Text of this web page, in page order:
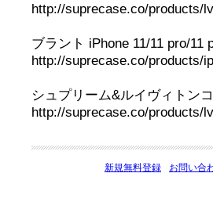
http://suprecase.co/products/
ブラント iPhone 11/11 pro/11
http://suprecase.co/products/
シュプリーム&ルイヴィトン
http://suprecase.co/products/
新規無料登録 お問い合